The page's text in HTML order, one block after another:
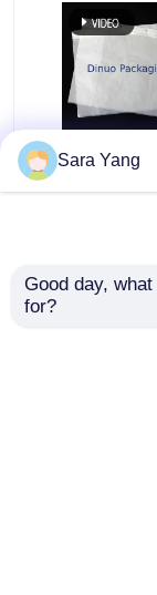
चार आयामी निरंतर
पेपर बैग
Sara Yang
Good day,
for?